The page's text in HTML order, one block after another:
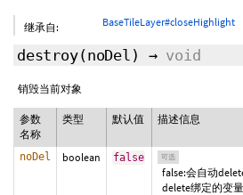
继承自: BaseTileLayer#closeHighlight
destroy(noDel ) → void
销毁当前对象
参数
名称
类型 默认值 描述信息
noDel boolean false 可选
false:会自动
delete绑定的变量